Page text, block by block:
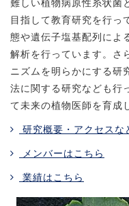
難しい植物病原性糸状菌
目指して教育研究を行っ
態や遺伝子塩基配列によ
解析を行っています。さ
ニズムを明らかにする研
法に関する研究なども行
て未来の植物医師を育成
研究概要・アクセスな
メンバーはこちら
業績はこちら